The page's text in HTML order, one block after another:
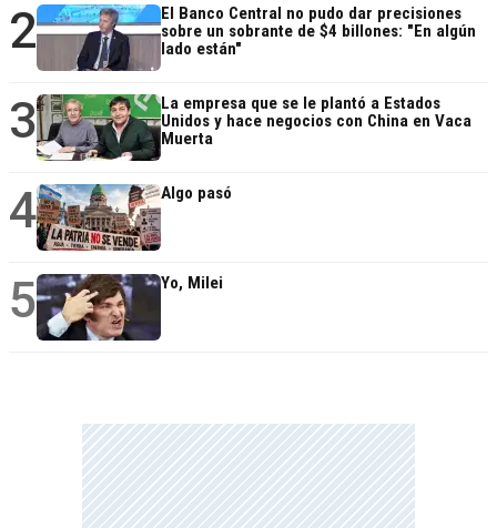
2
El Banco Central no pudo dar precisiones
sobre un sobrante de $4 billones: "En algún
lado están"
3
La empresa que se le plantó a Estados
Unidos y hace negocios con China en Vaca
Muerta
4 Algo pasó
5 Yo, Milei